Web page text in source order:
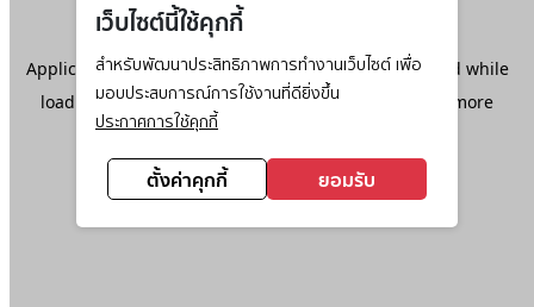
เว็บไซต์นี้ใช้คุกกี้
สำหรับพัฒนาประสิทธิภาพการทำงานเว็บไซต์ เพื่อ
มอบประสบการณ์การใช้งานที่ดียิ่งขึ้น
ประกาศการใช้คุกกี้
ตั้งค่าคุกกี้ ยอมรับ
Application error: aclient-side exception has occurred while
loadingwww.ktc.co.th(see the browser console
for more
information).